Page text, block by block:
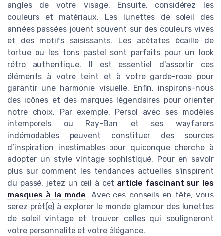
angles de votre visage. Ensuite, considérez les
couleurs et matériaux. Les lunettes de soleil des
années passées jouent souvent sur des couleurs vives
et des motifs saisissants. Les acétates écaille de
tortue ou les tons pastel sont parfaits pour un look
rétro authentique. Il est essentiel d'assortir ces
éléments à votre teint et à votre garde-robe pour
garantir une harmonie visuelle. Enfin, inspirons-nous
des icônes et des marques légendaires pour orienter
notre choix. Par exemple, Persol avec ses modèles
intemporels ou Ray-Ban et ses wayfarers
indémodables peuvent constituer des sources
d’inspiration inestimables pour quiconque cherche à
adopter un style vintage sophistiqué. Pour en savoir
plus sur comment les tendances actuelles s'inspirent
du passé, jetez un œil à cet article fascinant sur les
masques à la mode. Avec ces conseils en tête, vous
serez prêt(e) à explorer le monde glamour des lunettes
de soleil vintage et trouver celles qui souligneront
votre personnalité et votre élégance.